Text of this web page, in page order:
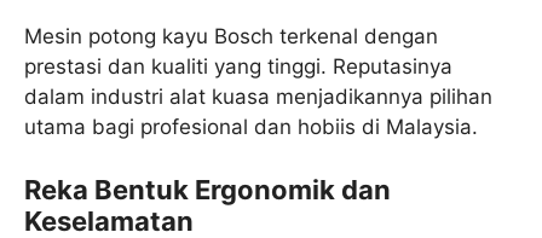
Mesin potong kayu Bosch terkenal dengan
prestasi dan kualiti yang tinggi. Reputasinya
dalam industri alat kuasa menjadikannya pilihan
utama bagi profesional dan hobiis di Malaysia.
Reka Bentuk Ergonomik dan
Keselamatan